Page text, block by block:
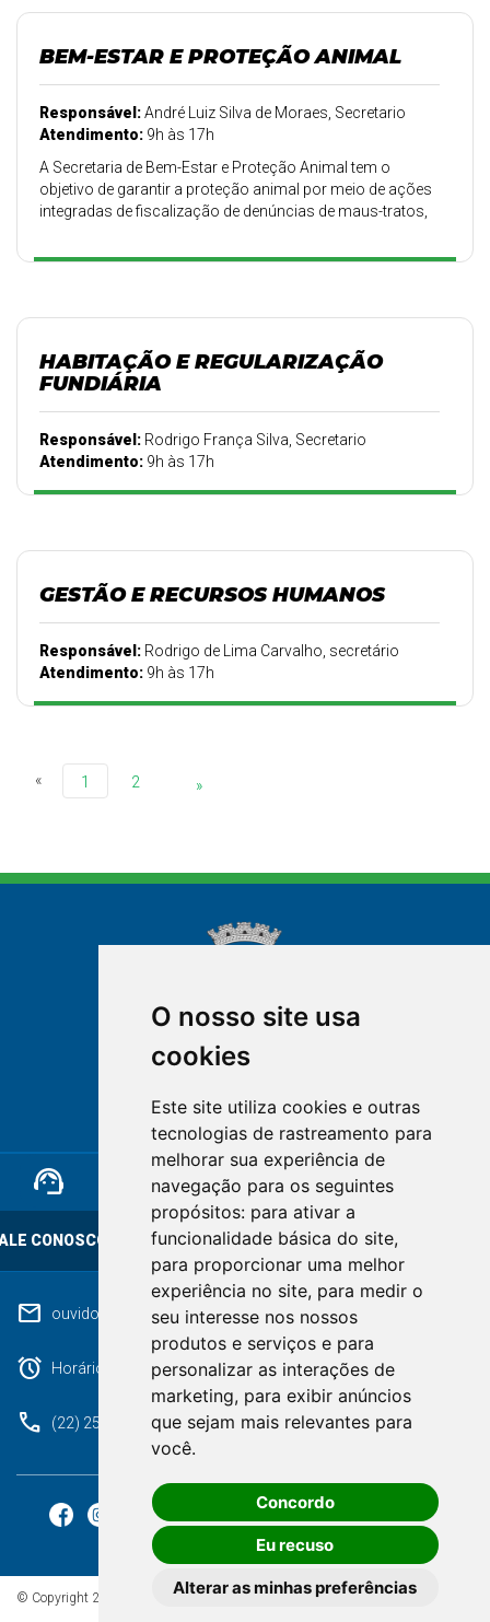
O nosso site usa
cookies
Este site utiliza cookies e outras
tecnologias de rastreamento para
melhorar sua experiência de
navegação para os seguintes
propósitos: para ativar a
funcionalidade básica do site,
para proporcionar uma melhor
experiência no site, para medir o
seu interesse nos nossos
produtos e serviços e para
personalizar as interações de
marketing, para exibir anúncios
que sejam mais relevantes para
você.
Concordo
Eu recuso
Alterar as minhas preferências
BEM-ESTAR E PROTEÇÃO ANIMAL
Responsável:André Luiz Silva de Moraes, Secretario
Atendimento: 9h às 17h
A Secretaria de Bem-Estar e Proteção Animal tem o
objetivo de garantir a proteção animal por meio de ações
integradas de fiscalização de denúncias de maus-tratos,
contínuos de Educação Ambiental com enfoque no Bem-
HABITAÇÃO E REGULARIZAÇÃO
FUNDIÁRIA
Responsável: Rodrigo França Silva, Secretario
Atendimento: 9h às 17h
GESTÃO E RECURSOS HUMANOS
Responsável: Rodrigo de Lima Carvalho, secretário
Atendimento: 9h às 17h
« 1 2 »
NOVA FRIBURGO
RIO DE JANEIRO
mail ouvidoriageral@pmnf.rj.gov.br
alarm Horário de atendimento: Segunda a Sexta das 09h às 17h.
phone (22) 2525-9100
support_agent
CONOSCO
mail
OUVIDORIA
© Copyright 2026 - Todos os direitos reservados à Prefeitura de